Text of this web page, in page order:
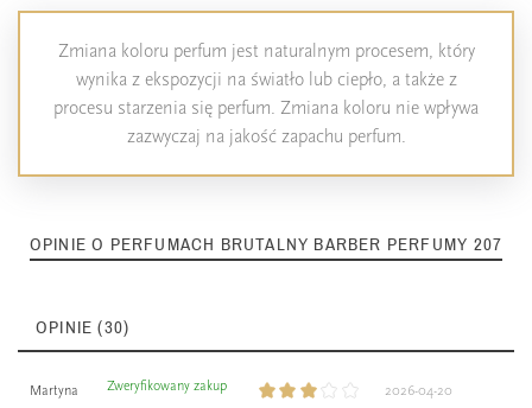
Zmiana koloru perfum jest naturalnym procesem, który
wynika z ekspozycji na światło lub ciepło, a także z
procesu starzenia się perfum. Zmiana koloru nie wpływa
zazwyczaj na jakość zapachu perfum.
OPINIE O PERFUMACH BRUTALNY BARBER PERFUMY 207
OPINIE (30)
Martyna Zweryfikowany zakup 2026-04-20